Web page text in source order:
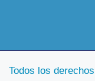
Todos los